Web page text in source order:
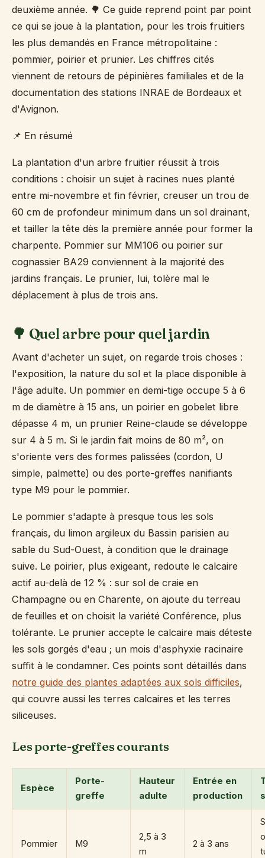
deuxième année. 🌳 Ce guide reprend point par point
ce qui se joue à la plantation, pour les trois fruitiers
les plus demandés en France métropolitaine :
pommier, poirier et prunier. Les chiffres cités
viennent de retours de pépinières familiales et de la
documentation des stations INRAE de Bordeaux et
d'Avignon.
📌 En résumé
La plantation d'un arbre fruitier réussit à trois
conditions : choisir un sujet à racines nues planté
entre mi-novembre et fin février, creuser un trou de
60 cm de profondeur minimum dans un sol drainant,
et tailler la tête dès la première année pour former la
charpente. Pommier sur MM106 ou poirier sur
cognassier BA29 conviennent à la majorité des
jardins français. Le prunier, lui, tolère mal le
déplacement à plus de trois ans.
🌳 Quel arbre pour quel jardin
Avant d'acheter un sujet, on regarde trois choses :
l'exposition, la nature du sol et la place disponible à
l'âge adulte. Un pommier en demi-tige occupe 5 à 6
m de diamètre à 15 ans, un poirier en gobelet libre
dépasse 4 m, un prunier Reine-claude se développe
sur 4 à 5 m. Si le jardin fait moins de 80 m², on
s'oriente vers des formes palissées (cordon, U
simple, palmette) ou des porte-greffes nanifiants
type M9 pour le pommier.
Le pommier s'adapte à presque tous les sols
français, du limon argileux du Bassin parisien au
sable du Sud-Ouest, à condition que le drainage
suive. Le poirier, plus exigeant, redoute le calcaire
actif au-delà de 12 % : sur sol de craie en
Champagne ou en Charente, on ajoute du terreau
de feuilles et on choisit la variété Conférence, plus
tolérante. Le prunier accepte le calcaire mais déteste
les sols gorgés d'eau ; un mois d'asphyxie racinaire
suffit à le condamner. Ces points sont détaillés dans
notre guide des plantes adaptées aux sols difficiles,
qui couvre aussi les terres calcaires et les terres
siliceuses.
Les porte-greffes courants
Espèce
Porte-
greffe
Hauteur
adulte
Entrée en
production
Pommier M9
2,5 à 3
m
2 à 3 ans